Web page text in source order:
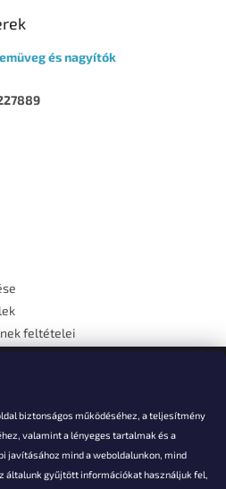
biztonságos működéséhez, a teljesítmény
valamint a lényeges tartalmak és a
javításához mind a weboldalunkon, mind
általunk gyűjtött információkat használjuk fel,
és nagyítók
feltételei